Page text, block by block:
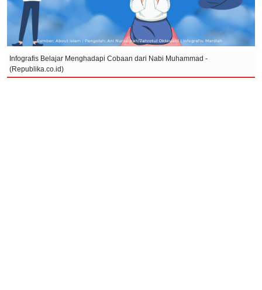
Infografis Belajar Menghadapi Cobaan dari Nabi Muhammad -
(Republika.co.id)